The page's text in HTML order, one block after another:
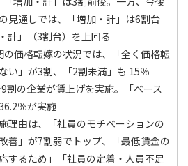
見通しでは、「増加・計」は6割台
計」（3割台）を上回る
の価格転嫁の状況では、「全く価格転
い」が3割、「2割未満」も 15％
割の企業が賃上げを実施。「ベース
％が実施
理由は、「社員のモチベーションの
善」が7割弱でトップ、「最低賃金の
するため」「社員の定着・人員不足